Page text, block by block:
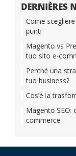
DERNIÈRES
Come
punti
Magento vs
tuo sito e-
Perché una
tuo business?
Cos’è la
Magento
commerce